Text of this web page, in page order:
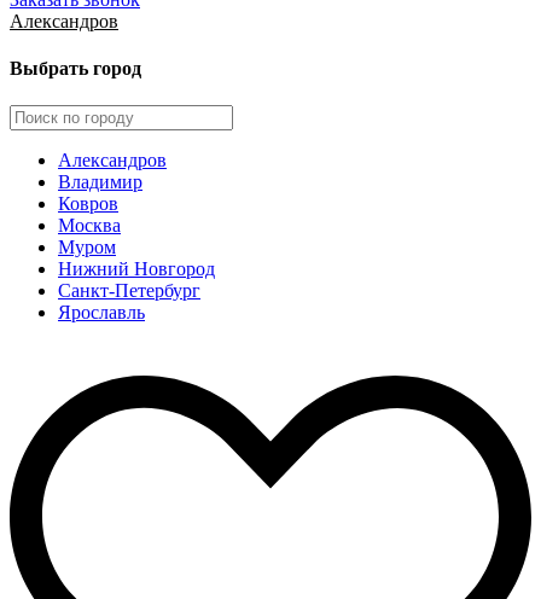
Александров
Выбрать город
Александров
Владимир
Ковров
Москва
Муром
Нижний Новгород
Санкт-Петербург
Ярославль